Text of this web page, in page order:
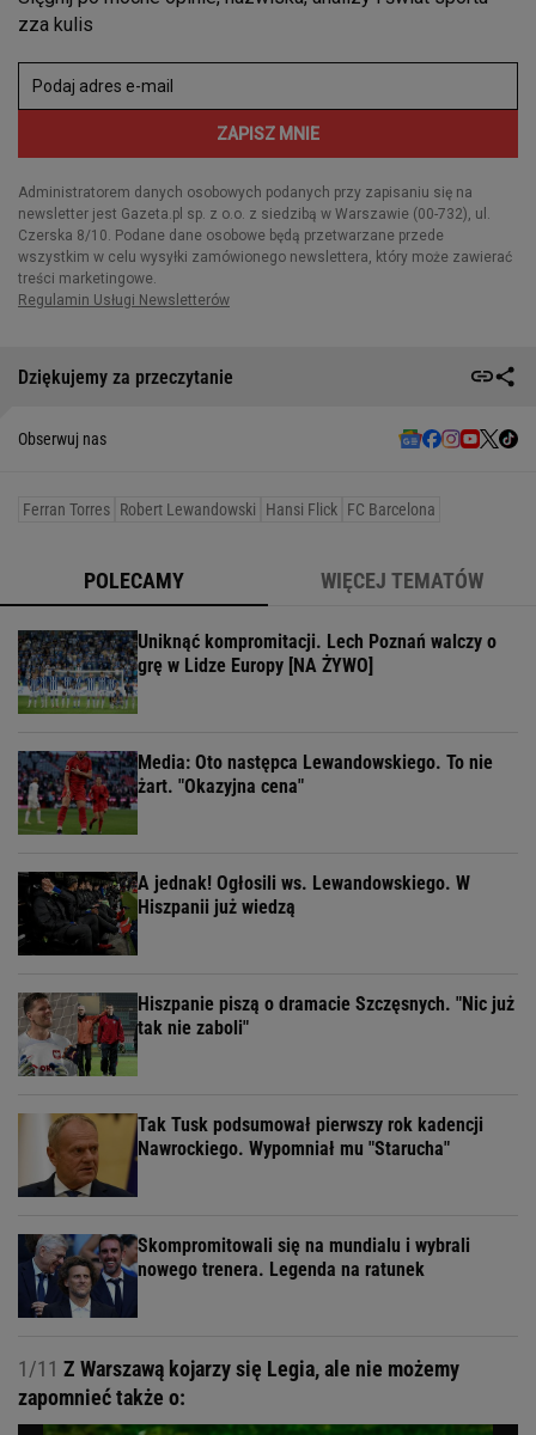
Dziękujemy za przeczytanie
Obserwuj nas
Ferran Torres Robert Lewandowski Hansi Flick FC Barcelona
POLECAMY WIĘCEJ TEMATÓW
Uniknąć kompromitacji. Lech Poznań walczy o
grę w Lidze Europy [NA ŻYWO]
Media: Oto następca Lewandowskiego. To nie
żart. "Okazyjna cena"
A jednak! Ogłosili ws. Lewandowskiego. W
Hiszpanii już wiedzą
Hiszpanie piszą o dramacie Szczęsnych. "Nic już
tak nie zaboli"
Tak Tusk podsumował pierwszy rok kadencji
Nawrockiego. Wypomniał mu "Starucha"
Skompromitowali się na mundialu i wybrali
nowego trenera. Legenda na ratunek
1/11 Z Warszawą kojarzy się Legia, ale nie możemy
zapomnieć także o: